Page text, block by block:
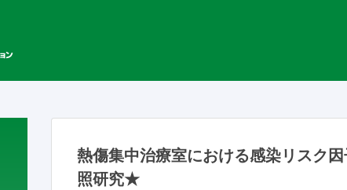
熱傷集中治療室における感染リスク
照研究★